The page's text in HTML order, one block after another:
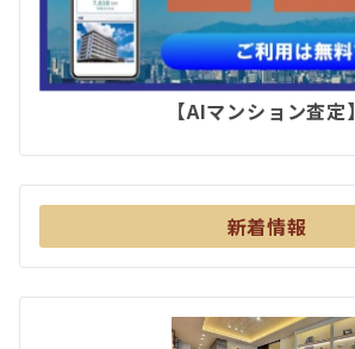
【AIマンション査定】
新着情報